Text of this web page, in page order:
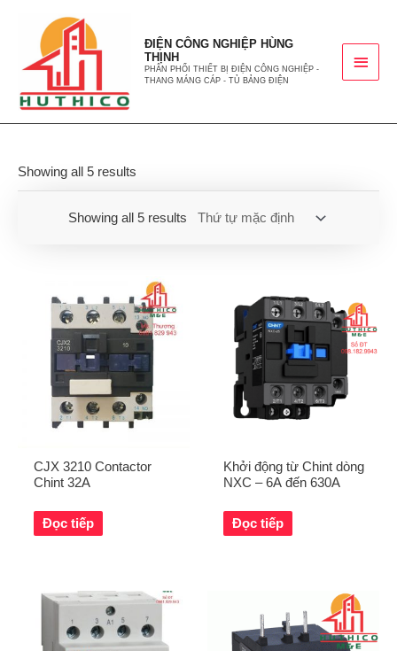
ĐIỆN CÔNG NGHIỆP HÙNG
THỊNH
PHÂN PHỐI THIẾT BỊ ĐIỆN CÔNG NGHIỆP -
THANG MÁNG CÁP - TỦ BẢNG ĐIỆN
Showing all 5 results
Showing all 5 results
CJX 3210 Contactor
Chint 32A
Đọc tiếp
Khởi động từ Chint dòng
NXC – 6A đến 630A
Đọc tiếp